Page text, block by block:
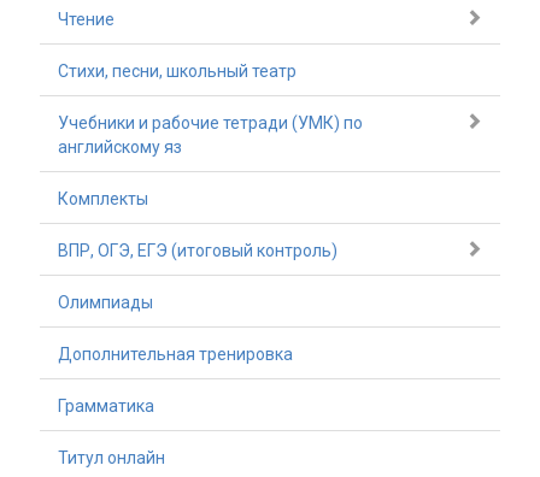
Чтение
Стихи, песни, школьный театр
Учебники и рабочие тетради (УМК) по
английскому яз
Комплекты
ВПР, ОГЭ, ЕГЭ (итоговый контроль)
Олимпиады
Дополнительная тренировка
Грамматика
Титул онлайн